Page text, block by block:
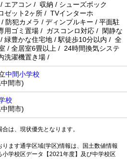
/ エアコン / 収納 / シューズボック
ゼット2ヶ所 / TVインターホ
/ 防犯カメラ / ディンプルキー / 平面駐
用ゴミ置場 / ガスコンロ対応 / 閑静な
緑豊かな住宅地 / 駅徒歩10分以内 / 全
/ 全居室6畳以上 / 24時間換気システ
洗濯機置き場 /
中間小学校
間市)
校
間市)
は、現状優先となります。
ます通学区域(学区)情報は、国土数値情報
学校区データ【2021年度】及び中学校区